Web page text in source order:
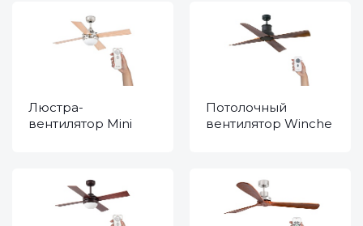
Люстра-
вентилятор Mini
Потолочный
вентилятор Winche